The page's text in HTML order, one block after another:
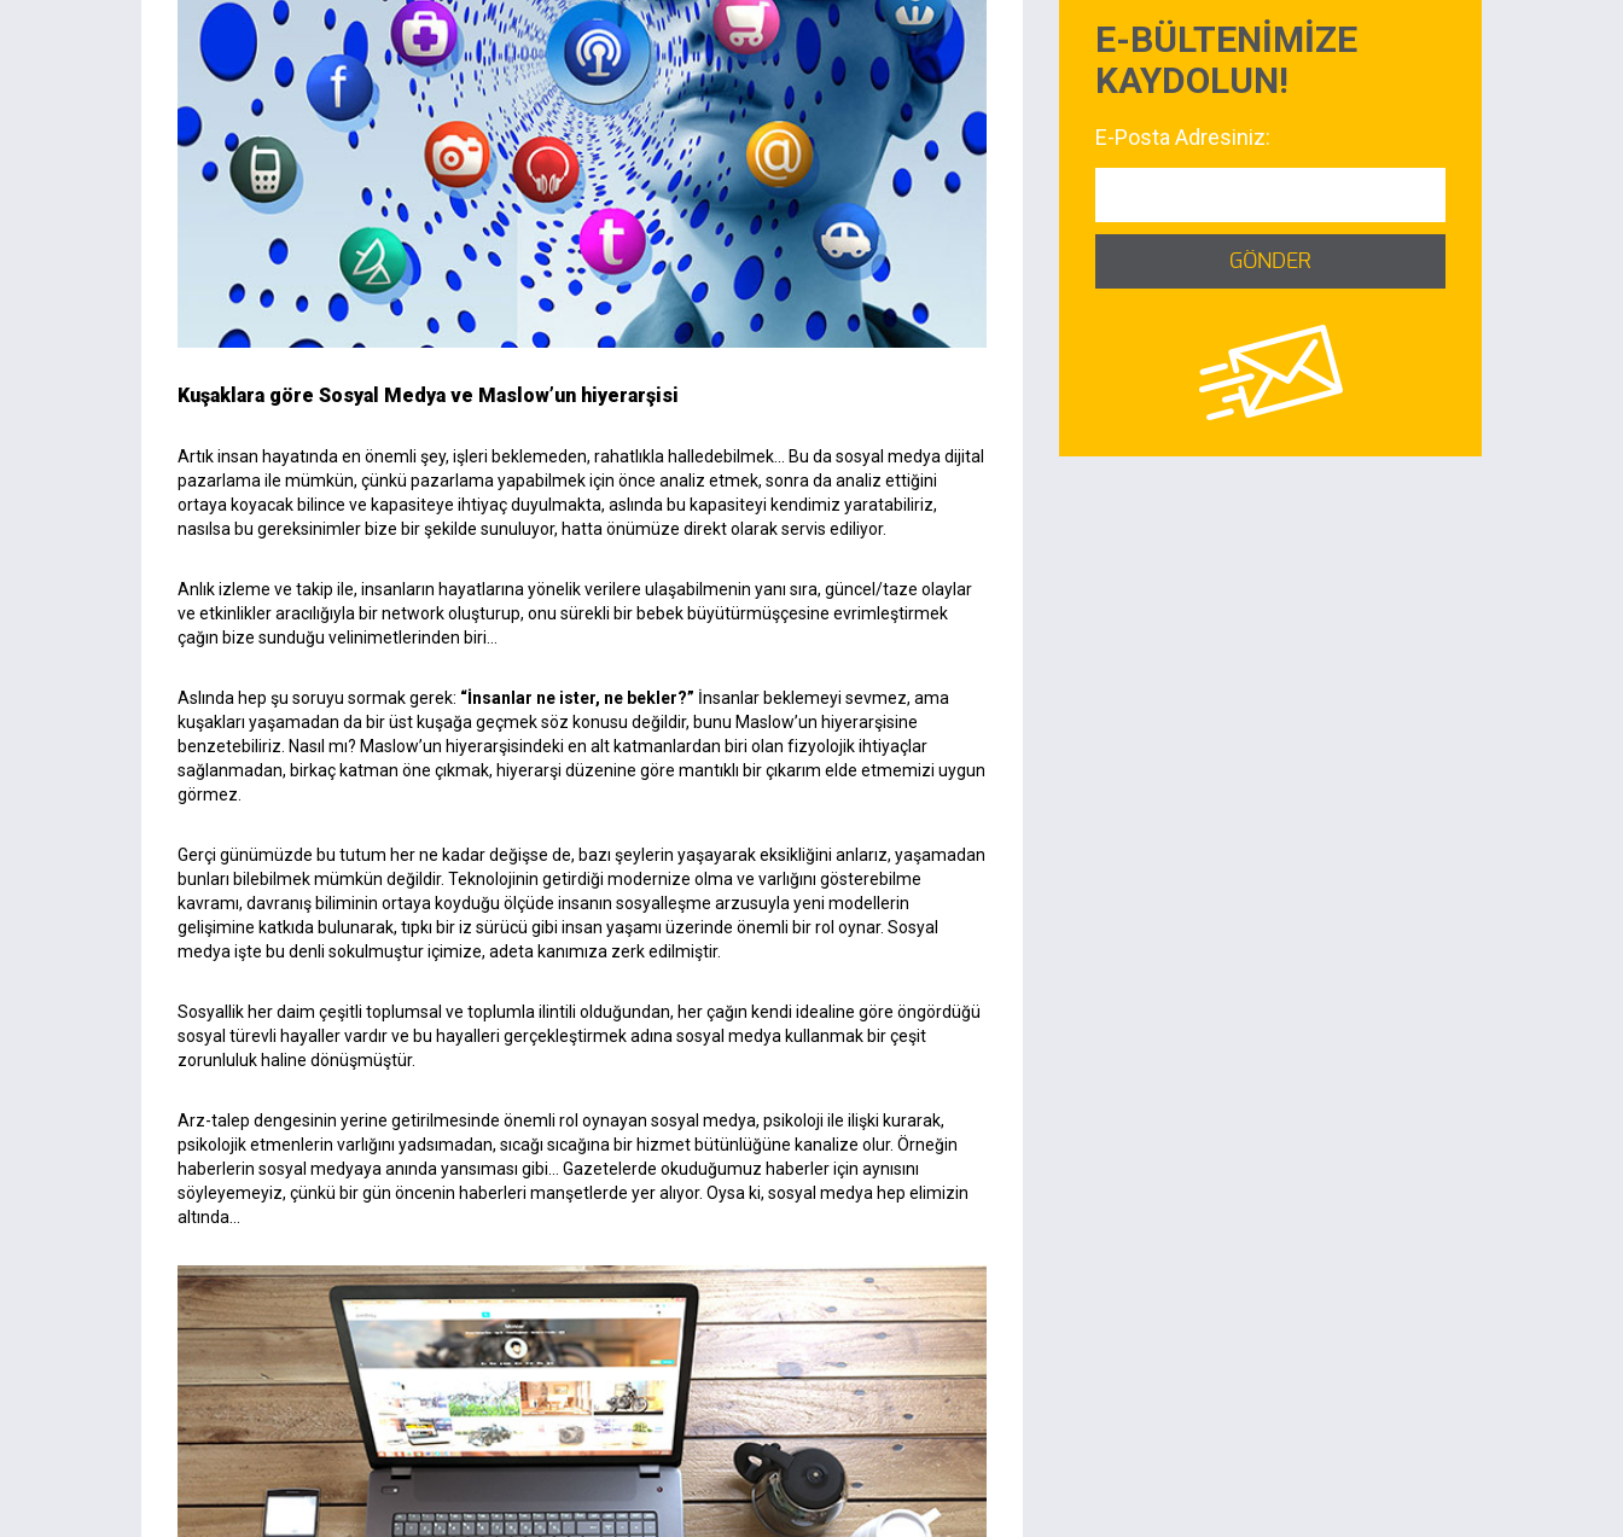
Kuşaklara göre Sosyal Medya ve Maslow’un hiyerarşisi
Artık insan hayatında en önemli şey, işleri beklemeden, rahatlıkla halledebilmek… Bu da sosyal medya dijital
pazarlama ile mümkün, çünkü pazarlama yapabilmek için önce analiz etmek, sonra da analiz ettiğini
ortaya koyacak bilince ve kapasiteye ihtiyaç duyulmakta, aslında bu kapasiteyi kendimiz yaratabiliriz,
nasılsa bu gereksinimler bize bir şekilde sunuluyor, hatta önümüze direkt olarak servis ediliyor.
Anlık izleme ve takip ile, insanların hayatlarına yönelik verilere ulaşabilmenin yanı sıra, güncel/taze olaylar
ve etkinlikler aracılığıyla bir network oluşturup, onu sürekli bir bebek büyütürmüşçesine evrimleştirmek
çağın bize sunduğu velinimetlerinden biri…
Aslında hep şu soruyu sormak gerek: “İnsanlar ne ister, ne bekler?” İnsanlar beklemeyi sevmez, ama
kuşakları yaşamadan da bir üst kuşağa geçmek söz konusu değildir, bunu Maslow’un hiyerarşisine
benzetebiliriz. Nasıl mı? Maslow’un hiyerarşisindeki en alt katmanlardan biri olan fizyolojik ihtiyaçlar
sağlanmadan, birkaç katman öne çıkmak, hiyerarşi düzenine göre mantıklı bir çıkarım elde etmemizi uygun
görmez.
Gerçi günümüzde bu tutum her ne kadar değişse de, bazı şeylerin yaşayarak eksikliğini anlarız, yaşamadan
bunları bilebilmek mümkün değildir. Teknolojinin getirdiği modernize olma ve varlığını gösterebilme
kavramı, davranış biliminin ortaya koyduğu ölçüde insanın sosyalleşme arzusuyla yeni modellerin
gelişimine katkıda bulunarak, tıpkı bir iz sürücü gibi insan yaşamı üzerinde önemli bir rol oynar. Sosyal
medya işte bu denli sokulmuştur içimize, adeta kanımıza zerk edilmiştir.
Sosyallik her daim çeşitli toplumsal ve toplumla ilintili olduğundan, her çağın kendi idealine göre öngördüğü
sosyal türevli hayaller vardır ve bu hayalleri gerçekleştirmek adına sosyal medya kullanmak bir çeşit
zorunluluk haline dönüşmüştür.
Arz-talep dengesinin yerine getirilmesinde önemli rol oynayan sosyal medya, psikoloji ile ilişki kurarak,
psikolojik etmenlerin varlığını yadsımadan, sıcağı sıcağına bir hizmet bütünlüğüne kanalize olur. Örneğin
haberlerin sosyal medyaya anında yansıması gibi… Gazetelerde okuduğumuz haberler için aynısını
söyleyemeyiz, çünkü bir gün öncenin haberleri manşetlerde yer alıyor. Oysa ki, sosyal medya hep elimizin
altında…
E-BÜLTENİMİZE
KAYDOLUN!
E-Posta Adresiniz:
GÖNDER